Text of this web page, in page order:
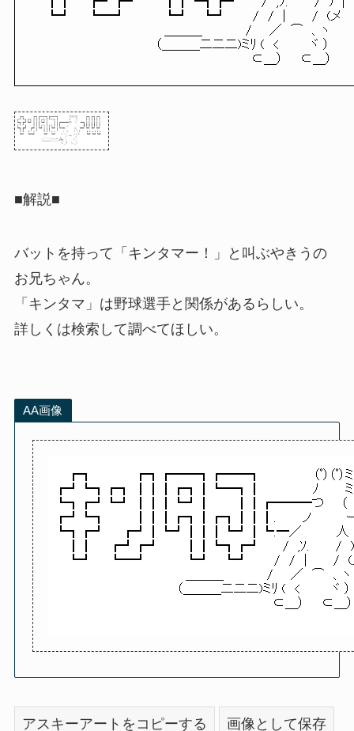
┗┛ 　 ┗━┛　 　 　 ┗┛　 ┗┛ 　 　/　/　|　　　/　(
＿＿＿　　　　　/　　／　⌒　、ヽ
（＿＿＿二二二)ミﾘ (　< 　　　ヾ ）
⊂＿）　　⊂＿）
■解説■
バットを持って「キンタマー！」と叫ぶやきうの
お兄ちゃん。
「キンタマ」は野球選手と関係があるらしい。
詳しくは検索して調べてほしい。
AA画像
アスキーアートをコピーする 画像として保存